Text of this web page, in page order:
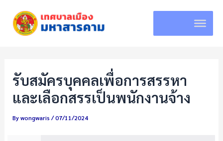
content
รับสมัครบุคคลเพื่อการสรรหา
และเลือกสรรเป็นพนักงานจ้าง
Bywongwaris/07/11/2024